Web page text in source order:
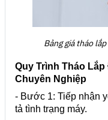
Bảng giá tháo
Quy Trình Tháo
Chuyên Nghiệp
- Bước 1: Tiếp nhận
tả tình trạng máy.